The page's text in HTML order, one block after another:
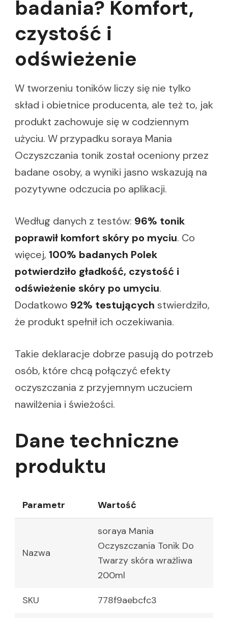
badania? Komfort,
czystość i
odświeżenie
W tworzeniu toników liczy się nie tylko
skład i obietnice producenta, ale też to, jak
produkt zachowuje się w codziennym
użyciu. W przypadku soraya Mania
Oczyszczania tonik został oceniony przez
badane osoby, a wyniki jasno wskazują na
pozytywne odczucia po aplikacji.
Według danych z testów: 96% tonik
poprawił komfort skóry po myciu. Co
więcej, 100% badanych Polek
potwierdziło gładkość, czystość i
odświeżenie skóry po umyciu.
Dodatkowo 92% testujących stwierdziło,
że produkt spełnił ich oczekiwania.
Takie deklaracje dobrze pasują do potrzeb
osób, które chcą połączyć efekty
oczyszczania z przyjemnym uczuciem
nawilżenia i świeżości.
Dane techniczne
produktu
Parametr Wartość
Nazwa
soraya Mania
Oczyszczania Tonik Do
Twarzy skóra wrażliwa
200ml
SKU 778f9aebcfc3